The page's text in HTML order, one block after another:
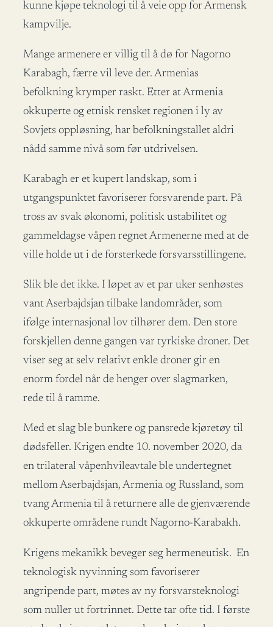
kunne kjøpe teknologi til å veie opp for Armensk
kampvilje.
Mange armenere er villig til å dø for Nagorno
Karabagh, færre vil leve der. Armenias
befolkning krymper raskt. Etter at Armenia
okkuperte og etnisk rensket regionen i ly av
Sovjets oppløsning, har befolkningstallet aldri
nådd samme nivå som før utdrivelsen.
Karabagh er et kupert landskap, som i
utgangspunktet favoriserer forsvarende part. På
tross av svak økonomi, politisk ustabilitet og
gammeldagse våpen regnet Armenerne med at de
ville holde ut i de forsterkede forsvarsstillingene.
Slik ble det ikke. I løpet av et par uker senhøstes
vant Aserbajdsjan tilbake landområder, som
ifølge internasjonal lov tilhører dem. Den store
forskjellen denne gangen var tyrkiske droner. Det
viser seg at selv relativt enkle droner gir en
enorm fordel når de henger over slagmarken,
rede til å ramme.
Med et slag ble bunkere og pansrede kjøretøy til
dødsfeller. Krigen endte 10. november 2020, da
en trilateral våpenhvileavtale ble undertegnet
mellom Aserbajdsjan, Armenia og Russland, som
tvang Armenia til å returnere alle de gjenværende
okkuperte områdene rundt Nagorno-Karabakh.
Krigens mekanikk beveger seg hermeneutisk. En
teknologisk nyvinning som favoriserer
angripende part, møtes av ny forsvarsteknologi
som nuller ut fortrinnet. Dette tar ofte tid. I første